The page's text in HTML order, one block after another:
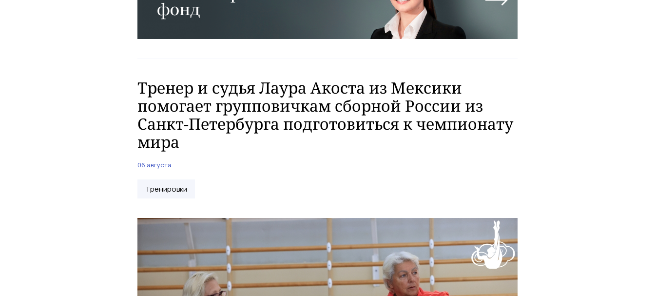
Тренер и судья Лаура Акоста из Мексики
помогает групповичкам сборной России из
Санкт-Петербурга подготовиться к чемпионату
мира
06 августа
Тренировки